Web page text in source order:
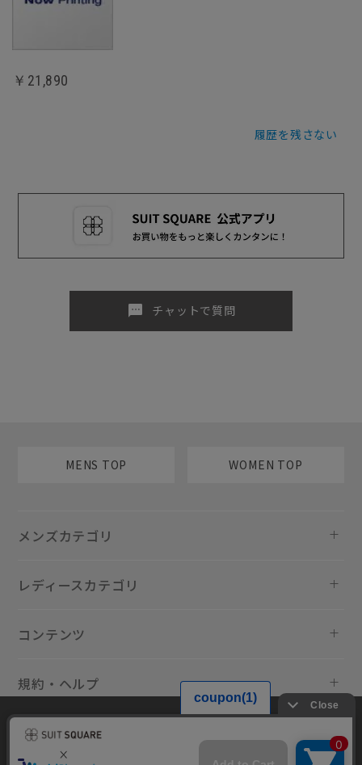
￥21,890
履歴を残さない
sms チャットで質問
MENS TOP WOMEN TOP
メンズカテゴリ
レディースカテゴリ
コンテンツ
規約・ヘルプ
当サイトでは利用体験の向上およびコンテンツの最適な提供、トラフィ
ックの分析を目的としてCookieを使用しています。サイトの閲覧を継続